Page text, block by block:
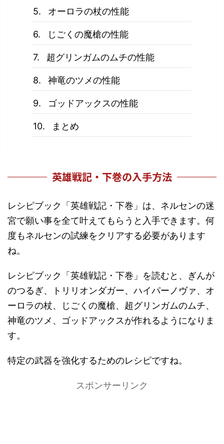
オーロラの杖の性能
じごくの魔槍の性能
超グリンガムのムチの性能
神竜のツメの性能
ゴッドアックスの性能
まとめ
英雄戦記・下巻の入手方法
レシピブック「英雄戦記・下巻」は、ネルセンの迷
宮で願い事を全て叶えてもらうと入手できます。何
度もネルセンの試練をクリアする必要があります
ね。
レシピブック「英雄戦記・下巻」を読むと、ぎんが
のつるぎ、トリリオンダガー、ハイパーノヴァ、オ
ーロラの杖、じごくの魔槍、超グリンガムのムチ、
神竜のツメ、ゴッドアックスが作れるようになりま
す。
特定の武器を強化するためのレシピですね。
スポンサーリンク